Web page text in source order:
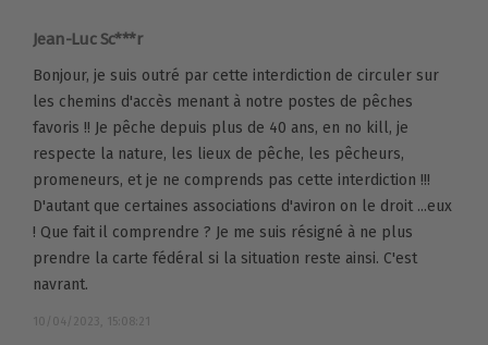
Jean-Luc Sc***r
Bonjour, je suis outré par cette interdiction de circuler sur
les chemins d'accès menant à notre postes de pêches
favoris !! Je pêche depuis plus de 40 ans, en no kill, je
respecte la nature, les lieux de pêche, les pêcheurs,
promeneurs, et je ne comprends pas cette interdiction !!!
D'autant que certaines associations d'aviron on le droit ...eux
! Que fait il comprendre ? Je me suis résigné à ne plus
prendre la carte fédéral si la situation reste ainsi. C'est
navrant.
10/04/2023, 15:08:21